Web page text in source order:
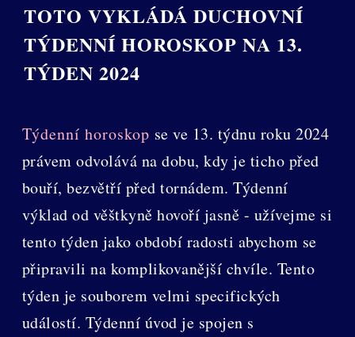
TOTO VYKLÁDÁ DUCHOVNÍ
TÝDENNÍ HOROSKOP NA 13.
TÝDEN 2024
Týdenní horoskop se ve 13. týdnu roku 2024
právem odvolává na dobu, kdy je ticho před
bouří, bezvětří před tornádem. Týdenní
výklad od věštkyně hovoří jasně - užívejme si
tento týden jako období radosti abychom se
připravili na komplikovanější chvíle. Tento
týden je souborem velmi specifických
událostí. Týdenní úvod je spojen s